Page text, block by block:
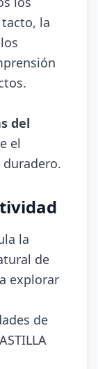
la
del
el
duradero.
la
de
explorar
de